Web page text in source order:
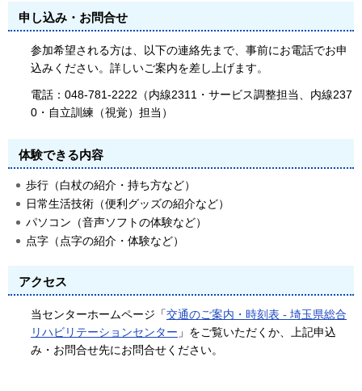
申し込み・お問合せ
参加希望される方は、以下の連絡先まで、事前にお電話でお申
込みください。詳しいご案内を差し上げます。
電話：048-781-2222（内線2311・サービス調整担当、内線237
0・自立訓練（視覚）担当）
体験できる内容
歩行（白杖の紹介・持ち方など）
日常生活技術（便利グッズの紹介など）
パソコン（音声ソフトの体験など）
点字（点字の紹介・体験など）
アクセス
当センターホームページ「交通のご案内・時刻表 - 埼玉県総合
リハビリテーションセンター 」をご覧いただくか、上記申込
み・お問合せ先にお問合せください。